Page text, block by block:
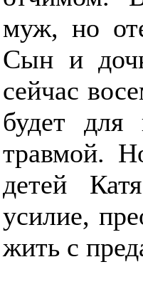
муж, но
Сын и
сейчас
будет для
травмой.
детей
усилие,
жить с